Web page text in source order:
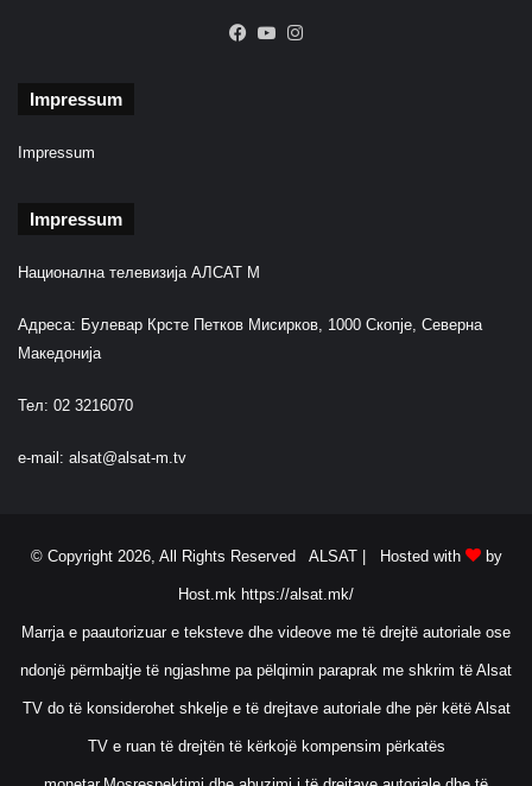
Facebook
YouTube
Impressum
Impressum
Impressum
Национална телевизија АЛСАТ М
Адреса: Булевар Крсте Петков Мисирков, 1000 Скопје, Северна
Македонија
Тел: 02 3216070
e-mail: alsat@alsat-m.tv
© Copyright 2026, All Rights Reserved ALSAT | Hosted with by
Host.mk https://alsat.mk/
Marrja e paautorizuar e teksteve dhe videove me të drejtë autoriale ose
ndonjë përmbajtje të ngjashme pa pëlqimin paraprak me shkrim të Alsat
TV do të konsiderohet shkelje e të drejtave autoriale dhe për këtë Alsat
TV e ruan të drejtën të kërkojë kompensim përkatës